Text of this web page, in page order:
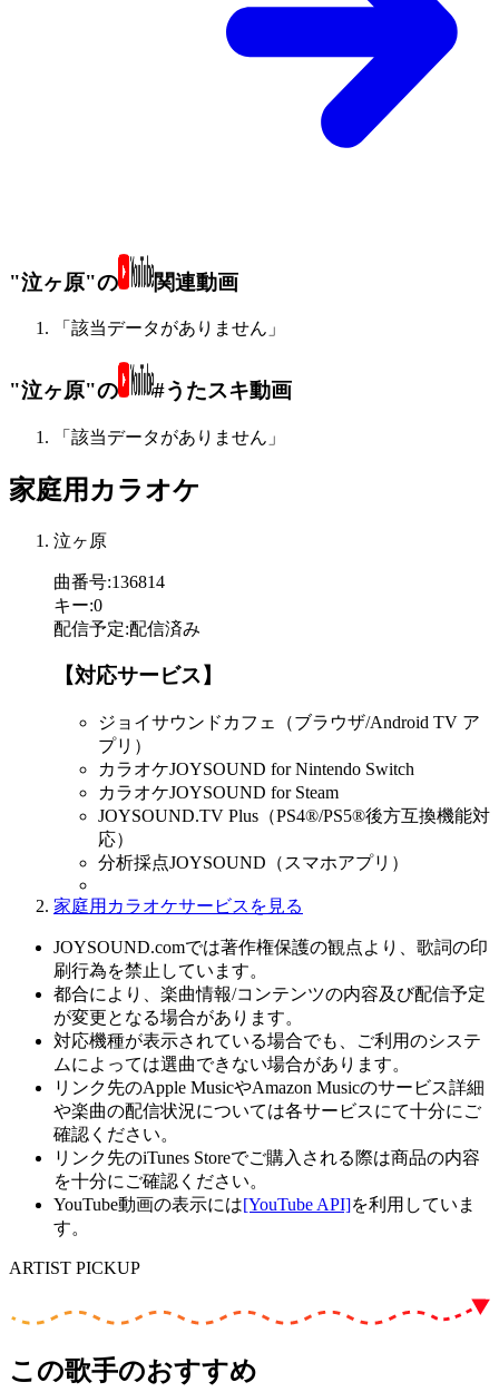
"泣ヶ原"の 関連動画
「該当データがありません」
"泣ヶ原"の #うたスキ動画
「該当データがありません」
家庭用カラオケ
泣ヶ原
曲番号:136814
キー:0
配信予定:配信済み
【対応サービス】
ジョイサウンドカフェ（ブラウザ/Android TV ア
プリ）
カラオケJOYSOUND for Nintendo Switch
カラオケJOYSOUND for Steam
JOYSOUND.TV Plus（PS4®/PS5®後方互換機能対
応）
分析採点JOYSOUND（スマホアプリ）
家庭用カラオケサービスを見る
JOYSOUND.comでは著作権保護の観点より、歌詞の印
刷行為を禁止しています。
都合により、楽曲情報/コンテンツの内容及び配信予定
が変更となる場合があります。
対応機種が表示されている場合でも、ご利用のシステ
ムによっては選曲できない場合があります。
リンク先のApple MusicやAmazon Musicのサービス詳細
や楽曲の配信状況については各サービスにて十分にご
確認ください。
リンク先のiTunes Storeでご購入される際は商品の内容
を十分にご確認ください。
YouTube動画の表示には[YouTube API]を利用していま
す。
ARTIST PICKUP
この歌手のおすすめ